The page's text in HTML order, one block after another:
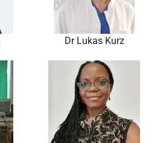
Dr Lukas Kurz